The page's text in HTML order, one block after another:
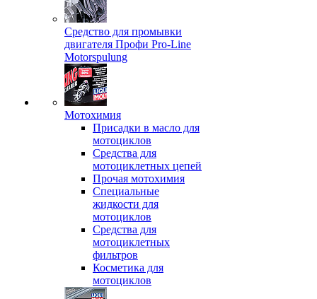
Средство для промывки
двигателя Профи Pro-Line
Motorspulung
Мотохимия
Присадки в масло для
мотоциклов
Средства для
мотоциклетных цепей
Прочая мотохимия
Специальные
жидкости для
мотоциклов
Средства для
мотоциклетных
фильтров
Косметика для
мотоциклов